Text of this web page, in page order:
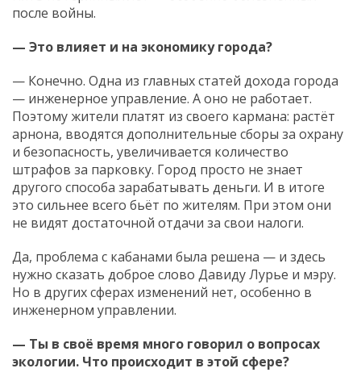
после войны.
— Это влияет и на экономику города?
— Конечно. Одна из главных статей дохода города
— инженерное управление. А оно не работает.
Поэтому жители платят из своего кармана: растёт
арнона, вводятся дополнительные сборы за охрану
и безопасность, увеличивается количество
штрафов за парковку. Город просто не знает
другого способа зарабатывать деньги. И в итоге
это сильнее всего бьёт по жителям. При этом они
не видят достаточной отдачи за свои налоги.
Да, проблема с кабанами была решена — и здесь
нужно сказать доброе слово Давиду Лурье и мэру.
Но в других сферах изменений нет, особенно в
инженерном управлении.
— Ты в своё время много говорил о вопросах
экологии. Что происходит в этой сфере?